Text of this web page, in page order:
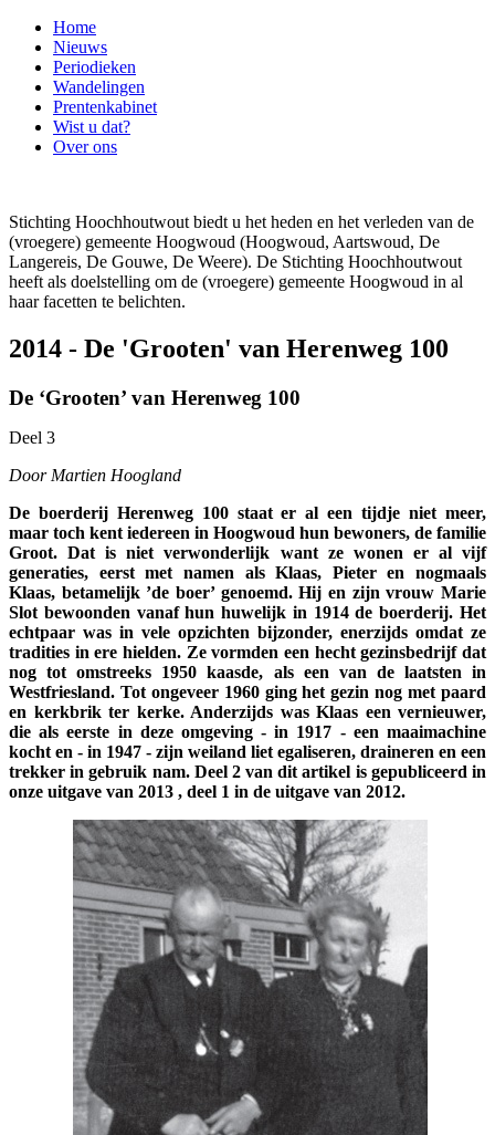
Home
Nieuws
Periodieken
Wandelingen
Prentenkabinet
Wist u dat?
Over ons
Stichting Hoochhoutwout biedt u het heden en het verleden van de
(vroegere) gemeente Hoogwoud (Hoogwoud, Aartswoud, De
Langereis, De Gouwe, De Weere). De Stichting Hoochhoutwout
heeft als doelstelling om de (vroegere) gemeente Hoogwoud in al
haar facetten te belichten.
2014 - De 'Grooten' van Herenweg 100
De ‘Grooten’ van Herenweg 100
Deel 3
Door Martien Hoogland
De boerderij Herenweg 100 staat er al een tijdje niet meer,
maar toch kent iedereen in Hoogwoud hun bewoners, de familie
Groot. Dat is niet verwonderlijk want ze wonen er al vijf
generaties, eerst met namen als Klaas, Pieter en nogmaals
Klaas, betamelijk ’de boer’ genoemd. Hij en zijn vrouw Marie
Slot bewoonden vanaf hun huwelijk in 1914 de boerderij. Het
echtpaar was in vele opzichten bijzonder, enerzijds omdat ze
tradities in ere hielden. Ze vormden een hecht gezinsbedrijf dat
nog tot omstreeks 1950 kaasde, als een van de laatsten in
Westfriesland. Tot ongeveer 1960 ging het gezin nog met paard
en kerkbrik ter kerke. Anderzijds was Klaas een vernieuwer,
die als eerste in deze omgeving - in 1917 - een maaimachine
kocht en - in 1947 - zijn weiland liet egaliseren, draineren en een
trekker in gebruik nam. Deel 2 van dit artikel is gepubliceerd in
onze uitgave van 2013 , deel 1 in de uitgave van 2012.